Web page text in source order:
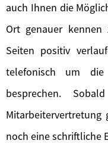
auch Ihnen die
Ort genauer
Seiten positiv
telefonisch um
besprechen.
Mitarbeitervertretung
noch eine schriftliche